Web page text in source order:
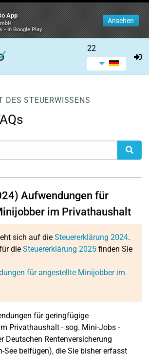
App
- In Google Play
Ansehen
22
DES STEUERWISSENS
Aufwendungen für
im Privathaushalt
sich auf die Steuererklärung 2024.
die Steuererklärung 2025 finden Sie
für angestellte Minijobber im
für geringfügige
Privathaushalt - sog. Mini-Jobs -
Deutschen Rentenversicherung
See beifügen), die Sie bisher erfasst